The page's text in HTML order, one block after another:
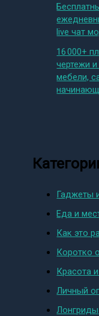
live чат
16 000+
чертежи
мебели,
Гаджеты
Еда и
Как это
Коротко
Красота
Личный
Лонгриды